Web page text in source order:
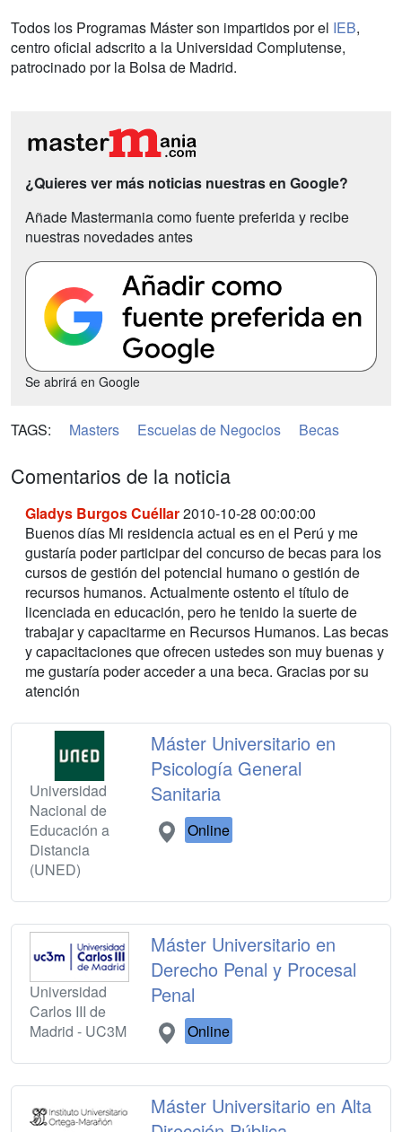
Todos los Programas Máster son impartidos por el IEB,
centro oficial adscrito a la Universidad Complutense,
patrocinado por la Bolsa de Madrid.
¿Quieres ver más noticias nuestras en Google?
Añade Mastermania como fuente preferida y recibe
nuestras novedades antes
Se abrirá en Google
TAGS: Masters Escuelas de Negocios Becas
Comentarios de la noticia
Gladys Burgos Cuéllar2010-10-28 00:00:00
Buenos días Mi residencia actual es en el Perú y me
gustaría poder participar del concurso de becas para los
cursos de gestión del potencial humano o gestión de
recursos humanos. Actualmente ostento el título de
licenciada en educación, pero he tenido la suerte de
trabajar y capacitarme en Recursos Humanos. Las becas
y capacitaciones que ofrecen ustedes son muy buenas y
me gustaría poder acceder a una beca. Gracias por su
atención
Universidad
Nacional de
Educación a
Distancia
(UNED)
Máster Universitario en
Psicología General
Sanitaria
Online
Universidad
Carlos III de
Madrid - UC3M
Máster Universitario en
Derecho Penal y Procesal
Penal
Online
Máster Universitario en Alta